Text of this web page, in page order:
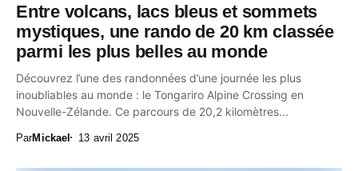
Entre volcans, lacs bleus et sommets
mystiques, une rando de 20 km classée
parmi les plus belles au monde
Découvrez l’une des randonnées d’une journée les plus
inoubliables au monde : le Tongariro Alpine Crossing en
Nouvelle-Zélande. Ce parcours de 20,2 kilomètres...
ParMickael 13 avril 2025